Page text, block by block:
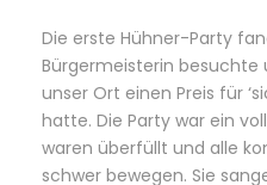
Die erste Hühner-Party
Bürgermeisterin besuchte
unser Ort einen Preis für
hatte. Die Party war ein
waren überfüllt und alle
schwer bewegen. Sie